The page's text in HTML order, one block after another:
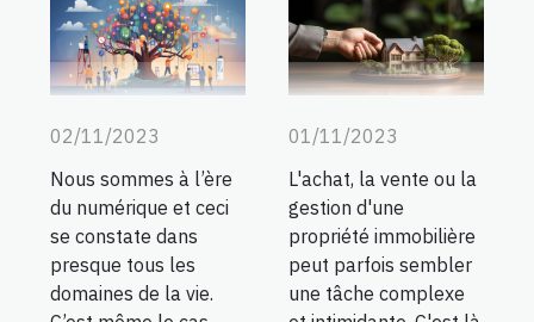
02/11/2023
Nous sommes à l’ère
du numérique et ceci
se constate dans
presque tous les
domaines de la vie.
01/11/2023
L'achat, la vente ou la
gestion d'une
propriété immobilière
peut parfois sembler
une tâche complexe